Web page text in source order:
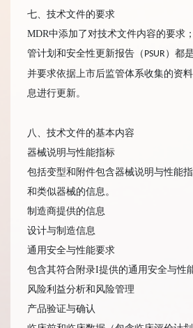
七、技术文件的要求
MDR中添加了对技术文件内容的要求
管计划和安全性更新报告（ PSUR）都
并要求依据上市后监管体系收集的资
息进行更新。
八、技术文件的基本内容
器械说明与性能指标
包括变型和附件包含器械说明与性能
和类似器械的信息。
制造商提供的信息
设计与制造信息
通用安全与性能要求
包含其符合附录I提供的通用安全与性
风险利益分析和风险管理
产品验证与确认